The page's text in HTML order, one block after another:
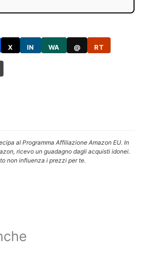
X IN WA @ RT
al Programma Affiliazione Amazon EU. In
ricevo un guadagno dagli acquisti idonei.
non influenza i prezzi per te.